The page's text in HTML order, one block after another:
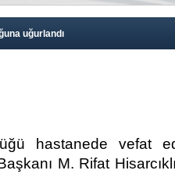
uğurlandı
hastanede vefat
M. Rifat